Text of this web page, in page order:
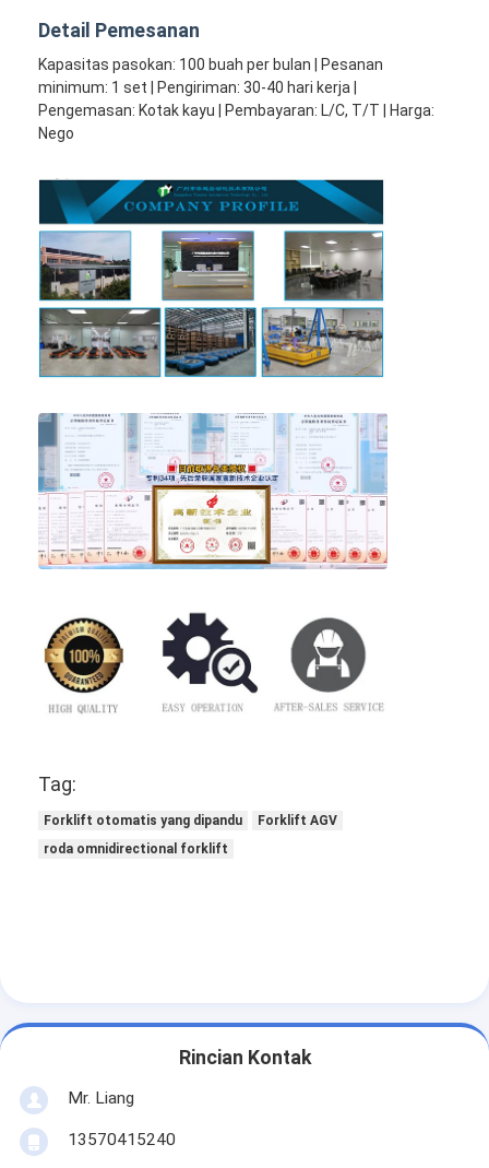
Detail Pemesanan
Kapasitas pasokan: 100 buah per bulan | Pesanan
minimum: 1 set | Pengiriman: 30-40 hari kerja |
Pengemasan: Kotak kayu | Pembayaran: L/C, T/T | Harga:
Nego
Tag:
Forklift otomatis yang dipandu
Forklift AGV
roda omnidirectional forklift
Rincian Kontak
Mr. Liang
13570415240